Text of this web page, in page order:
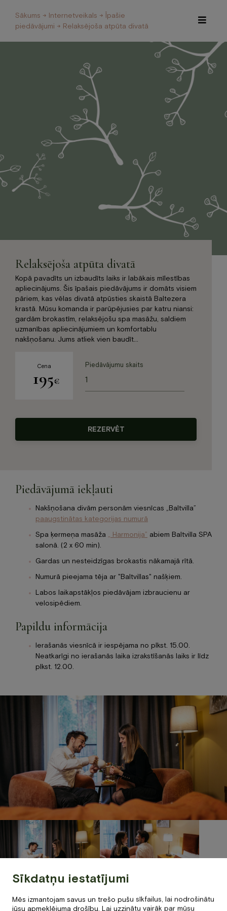
Īpašie piedāvājumi Internetveikals
Viesnīca
Restorāns un Café
Konferences
Galerija
Par mums
Kontakti
BOOK NOW
info@baltvilla.lv
facebook-instagram
Sākums → Internetveikals → Īpašie
piedāvājumi → Relaksējoša atpūta divatā
Relaksējoša atpūta divatā
Kopā pavadīts un izbaudīts laiks ir labākais mīlestības
apliecinājums. Šis īpašais piedāvājums ir domāts visiem
pāriem, kas vēlas divatā atpūsties skaistā Baltezera
krastā. Mūsu komanda ir parūpējusies par katru niansi:
gardām brokastīm, relaksējošu spa masāžu, saldiem
uzmanības apliecinājumiem un komfortablu
nakšņošanu. Jums atliek vien baudīt…
Cena
195€
Piedāvājumu skaits
atpūta
divatā
REZERVĒT
Piedāvājumā iekļauti
Nakšņošana divām personām viesnīcas „Baltvilla”
paaugstinātas kategorijas numurā
Spa ķermeņa masāža
„ Harmonija” abiem Baltvilla SPA
salonā. (2 x 60 min).
Gardas un nesteidzīgas brokastis nākamajā rītā.
Numurā pieejama tēja ar "Baltvillas" našķiem.
Labos laikapstākļos piedāvājam izbraucienu ar
velosipēdiem.
Papildu informācija
Ierašanās viesnīcā ir iespējama no plkst. 15.00.
Neatkarīgi no ierašanās laika izrakstīšanās laiks ir līdz
plkst. 12.00.
Sīkdatņu iestatījumi
Mēs izmantojam savus un trešo pušu sīkfailus, lai nodrošinātu
jūsu apmeklējuma drošību. Lai uzzinātu vairāk par mūsu